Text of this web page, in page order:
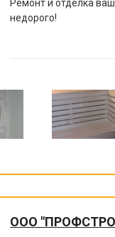
Ремонт и отделка
недорого!
ООО